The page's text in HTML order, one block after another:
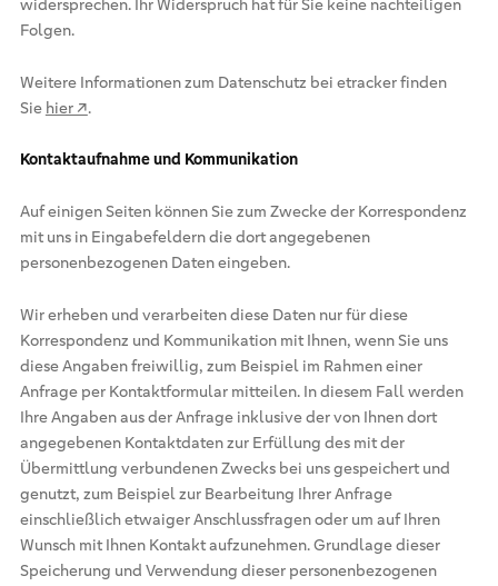
widersprechen. Ihr Widerspruch hat für Sie keine nachteiligen
Folgen.
Weitere Informationen zum Datenschutz bei etracker finden
Sie hier ↗.
Kontaktaufnahme und Kommunikation
Auf einigen Seiten können Sie zum Zwecke der Korrespondenz
mit uns in Eingabefeldern die dort angegebenen
personenbezogenen Daten eingeben.
Wir erheben und verarbeiten diese Daten nur für diese
Korrespondenz und Kommunikation mit Ihnen, wenn Sie uns
diese Angaben freiwillig, zum Beispiel im Rahmen einer
Anfrage per Kontaktformular mitteilen. In diesem Fall werden
Ihre Angaben aus der Anfrage inklusive der von Ihnen dort
angegebenen Kontaktdaten zur Erfüllung des mit der
Übermittlung verbundenen Zwecks bei uns gespeichert und
genutzt, zum Beispiel zur Bearbeitung Ihrer Anfrage
einschließlich etwaiger Anschlussfragen oder um auf Ihren
Wunsch mit Ihnen Kontakt aufzunehmen. Grundlage dieser
Speicherung und Verwendung dieser personenbezogenen